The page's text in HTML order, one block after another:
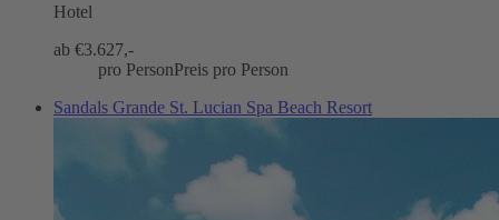
Hotel
ab €3.627,-
pro PersonPreis pro Person
Sandals Grande St. Lucian Spa Beach Resort